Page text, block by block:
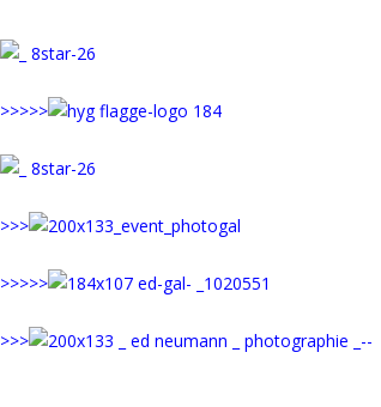
>>>>>
>>>
>>>>>
>>>